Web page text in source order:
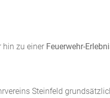
hin zu einer Feuerwehr-
Steinfeld